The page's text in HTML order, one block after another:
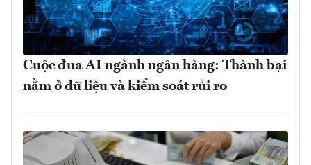
Cuộc đua AI ngành ngân hàng: Thành bại
nằm ở dữ liệu và kiểm soát rủi ro